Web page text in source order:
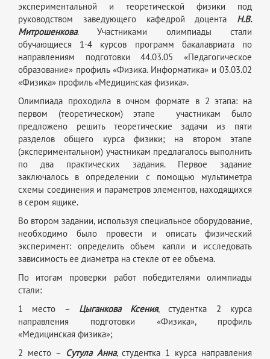
экспериментальной и теоретической физики под
руководством заведующего кафедрой доцента Н.В.
Митрошенкова. Участниками олимпиады стали
обучающиеся 1-4 курсов программ бакалавриата по
направлениям подготовки 44.03.05 «Педагогическое
образование» профиль «Физика. Информатика» и 03.03.02
«Физика» профиль «Медицинская физика».
Олимпиада проходила в очном формате в 2 этапа: на
первом (теоретическом) этапе участникам было
предложено решить теоретические задачи из пяти
разделов общего курса физики; на втором этапе
(экспериментальном) участникам предлагалось выполнить
по два практических задания. Первое задание
заключалось в определении с помощью мультиметра
схемы соединения и параметров элементов, находящихся
в сером ящике.
Во втором задании, используя специальное оборудование,
необходимо было провести и описать физический
эксперимент: определить объем капли и исследовать
зависимость ее диаметра на стекле от ее объема.
По итогам проверки работ победителями олимпиады
стали:
1 место – Цыганкова Ксения, студентка 2 курса
направления подготовки «Физика», профиль
«Медицинская физика»;
2 место – Сутула Анна, студентка 1 курса направления